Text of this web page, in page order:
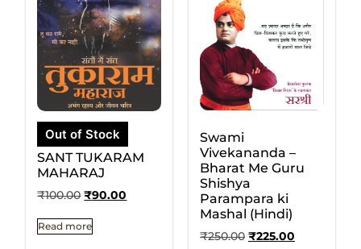
Out of Stock
SANT TUKARAM
MAHARAJ
₹100.00 ₹90.00
Read more
Swami
Vivekananda –
Bharat Me Guru
Shishya
Parampara ki
Mashal (Hindi)
₹250.00 ₹225.00